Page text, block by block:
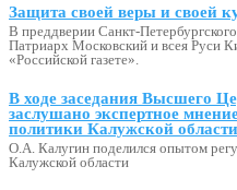
Защита своей веры и своей
В преддверии Санкт-
Патриарх Московский и всея Руси
«Российской газете».
В ходе заседания Высшего
заслушано экспертное
политики Калужской
О.А. Калугин поделился опытом
Калужской области